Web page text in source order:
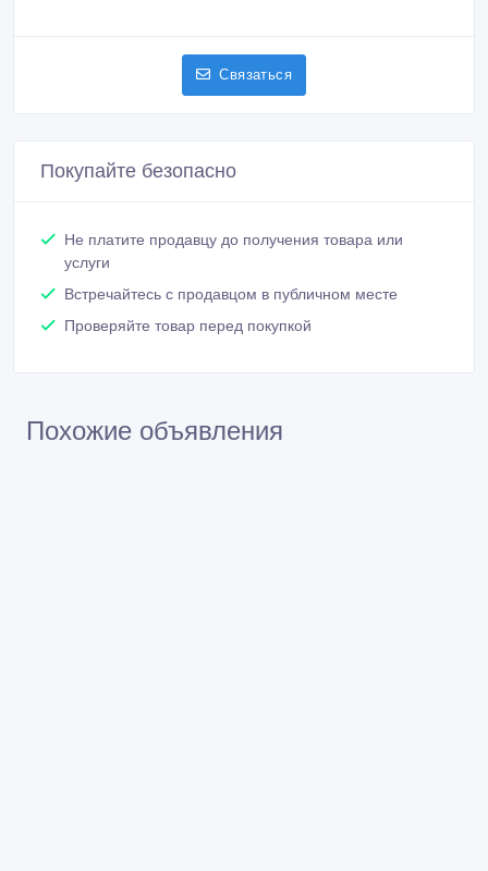
Связаться
Покупайте безопасно
Не платите продавцу до получения товара или
услуги
Встречайтесь с продавцом в публичном месте
Проверяйте товар перед покупкой
Похожие объявления